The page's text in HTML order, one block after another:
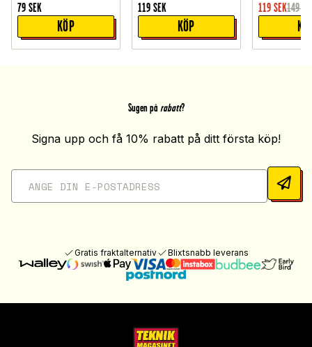
79 SEK
KÖP
119 SEK
KÖP
119 SEK149
Sugen på rabatt?
Signa upp och få 10% rabatt på ditt första köp!
Gratis fraktalternativ Blixtsnabb leverans